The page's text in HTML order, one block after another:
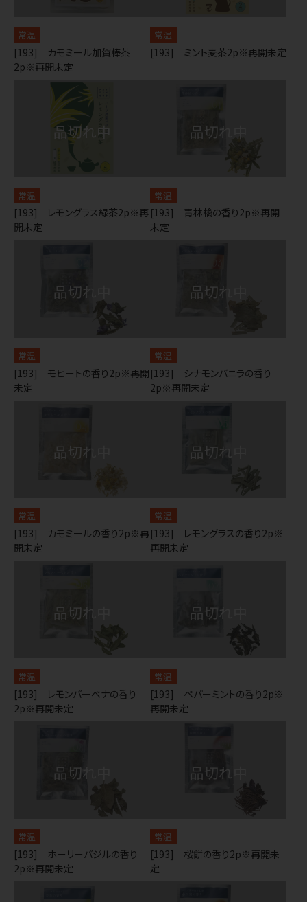
常温
[193] カモミール加賀棒茶
2p※再開未定
常温
[193] ミント麦茶2p※再開未定
常温
[193] レモングラス緑茶2p※再
開未定
常温
[193] 青林檎の香り2p※再開
未定
常温
[193] モヒートの香り2p※再開
未定
常温
[193] シナモンバニラの香り
2p※再開未定
常温
[193] カモミールの香り2p※再
開未定
常温
[193] レモングラスの香り2p※
再開未定
常温
[193] レモンバーベナの香り
2p※再開未定
常温
[193] ペパーミントの香り2p※
再開未定
常温
[193] ホーリーバジルの香り
2p※再開未定
常温
[193] 桜餅の香り2p※再開未
定